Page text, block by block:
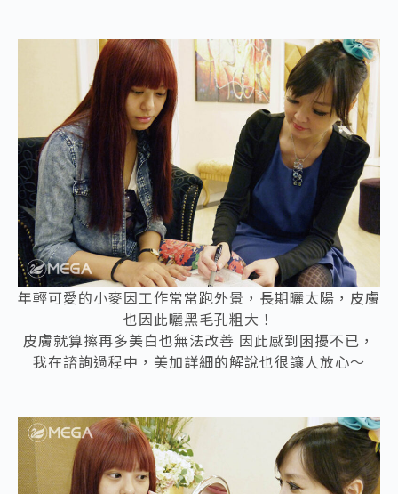
年輕可愛的小麥因工作常常跑外景，長期曬太陽，皮膚
也因此曬黑毛孔粗大！
皮膚就算擦再多美白也無法改善 因此感到困擾不已，
我在諮詢過程中，美加詳細的解說也很讓人放心～